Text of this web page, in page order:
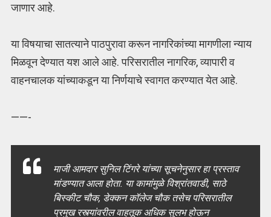
जाणार आहे.
या विषयाचा सातत्याने पाठपुरावा करून नागरिकांच्या मागणीला न्याय
मिळवून देण्यात यश आले आहे. परिसरातील नागरिक, व्यापारी व
वाहनचालक यांच्याकडून या निर्णयाचे स्वागत करण्यात येत आहे.
——-
माजी आमदार सुनिल टिंगरे यांच्या सूचनेनुसार हा प्रस्ताव
मांडण्यात आला होता. या कामांमुळे विश्रांतवाडी, साठे
बिस्कीट चौक, डेक्कन कॉलेज चौक तसेच परिसरातील
प्रमुख रस्त्यांवरील वाहतूक अधिक सुलभ होऊन